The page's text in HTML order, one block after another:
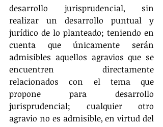
desarrollo jurisprudencial, sin
realizar un desarrollo puntual y
jurídico de lo planteado; teniendo en
cuenta que únicamente serán
admisibles aquellos agravios que se
encuentren directamente
relacionados con el tema que
propone para desarrollo
jurisprudencial; cualquier otro
agravio no es admisible, en virtud del